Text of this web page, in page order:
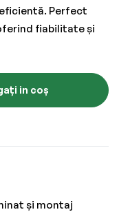
Perfect
fiabilitate și
in coș
și montaj